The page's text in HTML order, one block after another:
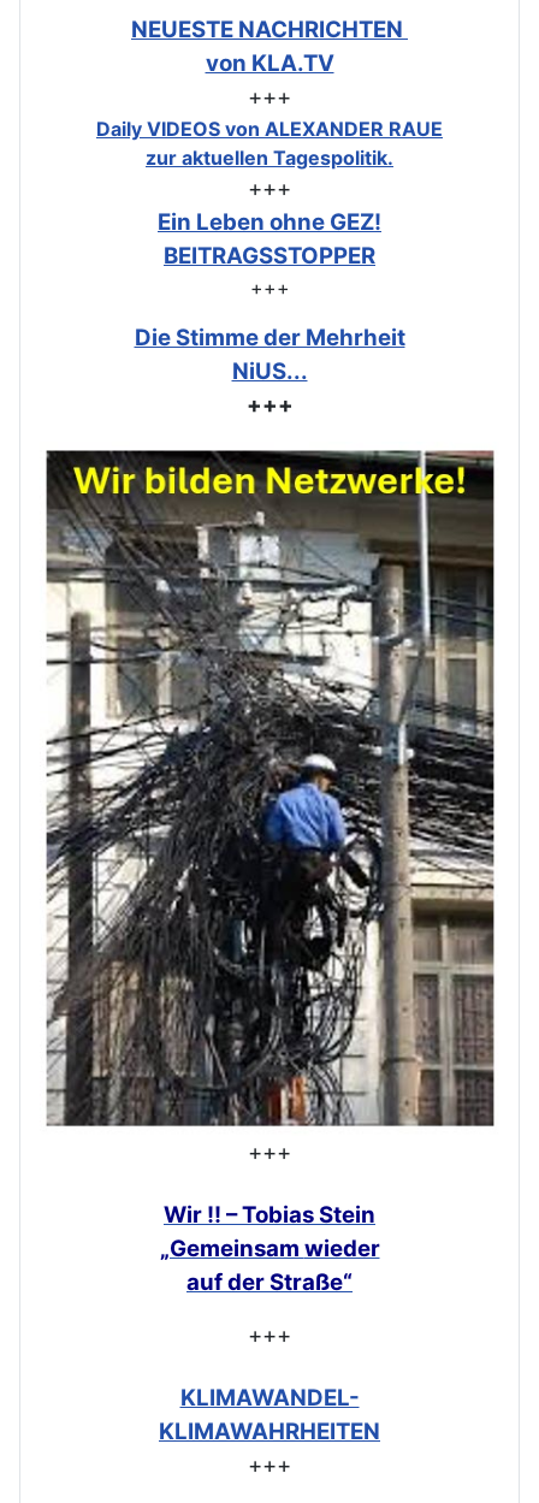
NEUESTE NACHRICHTEN
von KLA.TV
+++
Daily VIDEOS von ALEXANDER RAUE
zur aktuellen Tagespolitik.
+++
Ein Leben ohne GEZ!
BEITRAGSSTOPPER
+++
Die Stimme der Mehrheit
NiUS...
+++
+++
Wir !! – Tobias Stein
„Gemeinsam wieder
auf der Straße“
+++
KLIMAWANDEL-
KLIMAWAHRHEITEN
+++